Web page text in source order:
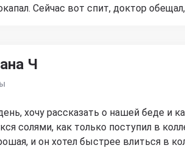
Сейчас вот спит, доктор
Ч
хочу рассказать о нашей беде и
солями, как только поступил в
и он хотел быстрее влиться в